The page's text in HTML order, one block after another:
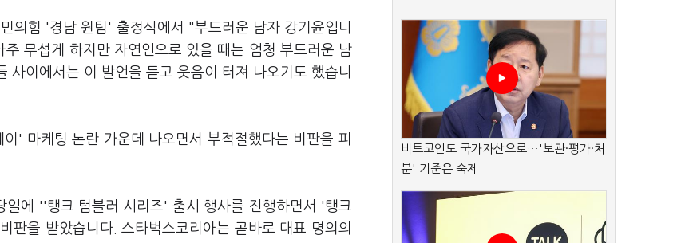
의힘 '경남 원팀' 출정식에서 "부드러운 남자 강기윤입니
무섭게 하지만 자연인으로 있을 때는 엄청 부드러운 남
이에서는 이 발언을 듣고 웃음이 터져 나오기도 했습니
' 마케팅 논란 가운데 나오면서 부적절했다는 비판을 피
에 ''탱크 텀블러 시리즈' 출시 행사를 진행하면서 '탱크
을 받았습니다. 스타벅스코리아는 곧바로 대표 명의의
비트코인도 국가자산으로…'보관·평가·처
분' 기준은 숙제